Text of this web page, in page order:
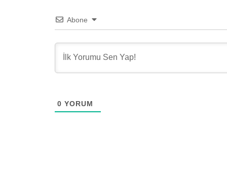
Abone
0 YORUM